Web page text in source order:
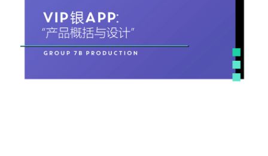
问答集/Q&A